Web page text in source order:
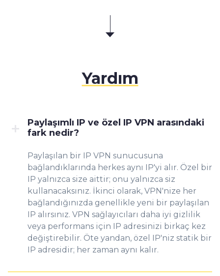
Yardım
Paylaşımlı IP ve özel IP VPN arasındaki
fark nedir?
Paylaşılan bir IP VPN sunucusuna
bağlandıklarında herkes aynı IP'yi alır. Özel bir
IP yalnızca size aittir; onu yalnızca siz
kullanacaksınız. İkinci olarak, VPN'nize her
bağlandığınızda genellikle yeni bir paylaşılan
IP alırsınız. VPN sağlayıcıları daha iyi gizlilik
veya performans için IP adresinizi birkaç kez
değiştirebilir. Öte yandan, özel IP'niz statik bir
IP adresidir; her zaman aynı kalır.